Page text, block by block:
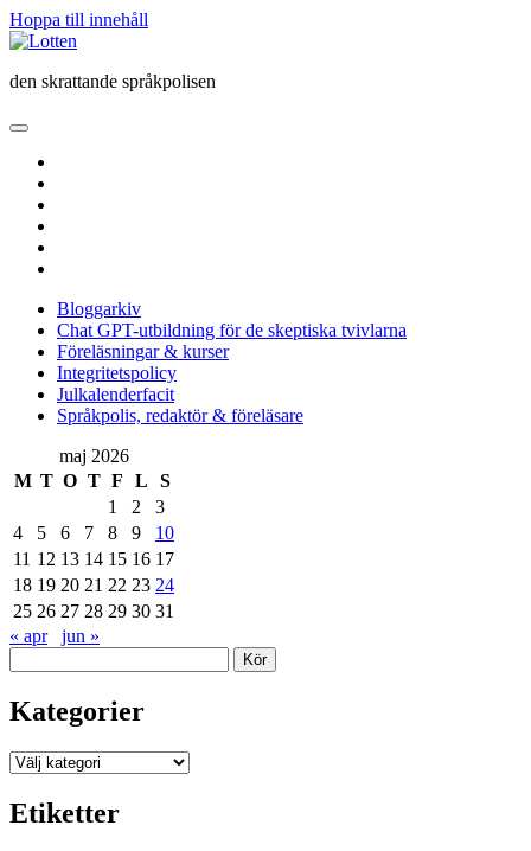
Hoppa till innehåll
Lotten
den skrattande språkpolisen
öppna
meny
Bloggarkiv
Chat GPT-utbildning för de skeptiska tvivlarna
Föreläsningar & kurser
Integritetspolicy
Julkalenderfacit
Språkpolis, redaktör & föreläsare
Sidopanel
maj 2026
M T O T F L
S
1
2
3
4
5 6 7 8 9
10
11 12 13 14 15 16 17
18 19 20 21 22 23 24
25 26 27 28 29 30 31
« apr
jun »
Kategorier
Kategorier
Etiketter